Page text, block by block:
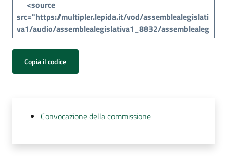
cittadini
Copia il codice
Convocazione della commissione